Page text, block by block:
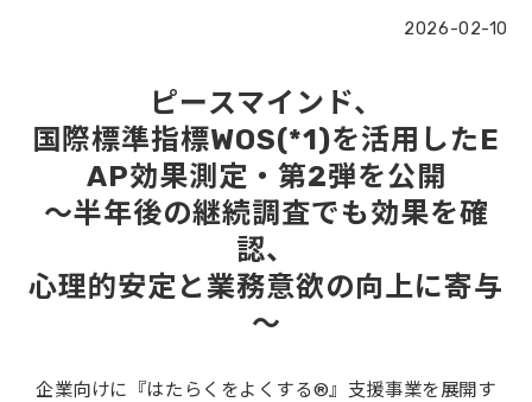
セミナー
お役立ち情報
導入事例
2026-02-10
ピースマインド、
国際標準指標WOS(*1)を活用したE
AP効果測定・第2弾を公開
～半年後の継続調査でも効果を確
認、
心理的安定と業務意欲の向上に寄与
～
企業向けに『はたらくをよくする®』支援事業を展開す